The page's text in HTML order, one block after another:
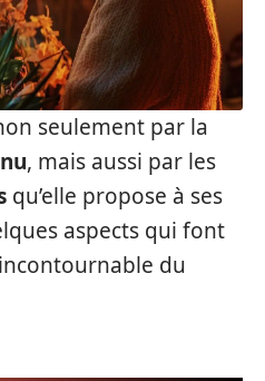
seulement par la
, mais aussi par les
qu’elle propose à ses
aspects qui font
du